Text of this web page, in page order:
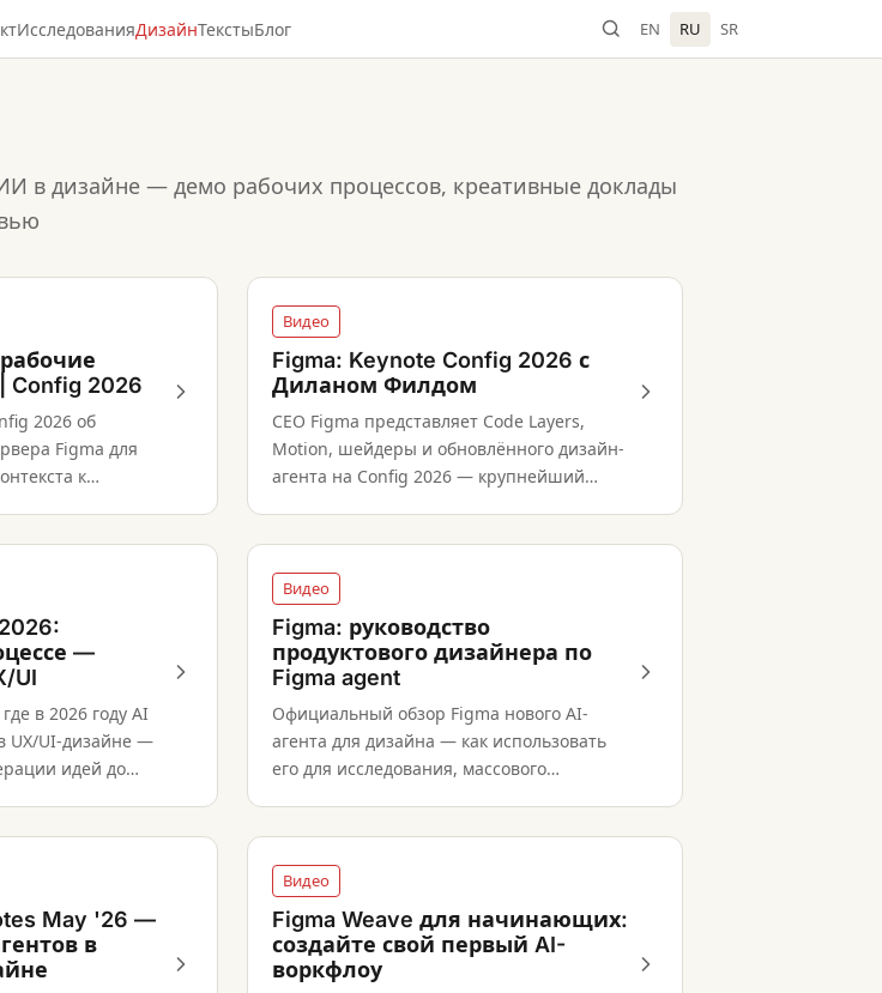
ИсследованияДизайнТекстыБлог EN RU SR
в дизайне — демо рабочих процессов, креативные доклады
Config 2026
2026 об
Figma для
к
Видео
Figma: Keynote Config 2026 с
Диланом Филдом
CEO Figma представляет Code Layers,
Motion, шейдеры и обновлённого дизайн-
агента на Config 2026 — крупнейший
—
UI
в 2026 году AI
UX/UI-дизайне —
идей до
Видео
Figma: руководство
продуктового дизайнера по
Figma agent
Официальный обзор Figma нового AI-
агента для дизайна — как использовать
его для исследования, массового
May '26 —
в
Видео
Figma Weave для начинающих:
создайте свой первый AI-
воркфлоу